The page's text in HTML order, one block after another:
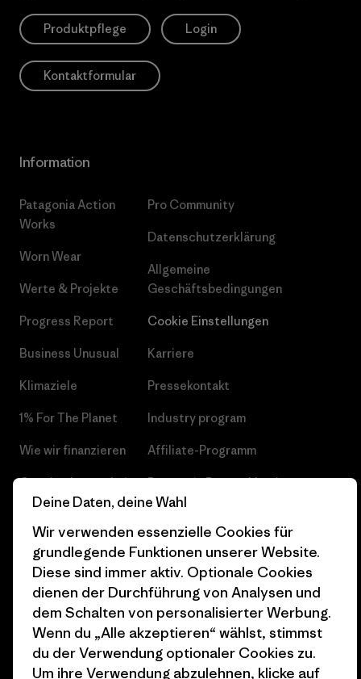
Produktpflege Login
Kontaktformular
Information
Patagonia Action
Works
Worn Wear
Werte & Projekte
Progress Report
Business Unusual
Klimaziele
1% For The Planet
Wie wir finanzieren
Geschenkgutscheine
Nähe
Pro Community
Datenschutzerklärung
Allgemeine
Geschäftsbedingungen
Cookie Einstellungen
Karriere
Pressekontakt
Industry program
Affiliate-Programm
Patagonia Deutschland
Seitenverzeichnis
© 2026 Patagonia, Inc. All Rights Reserved.
Deine Daten, deine Wahl
Wir verwenden essenzielle Cookies für
grundlegende Funktionen unserer Website.
Diese sind immer aktiv. Optionale Cookies
dienen der Durchführung von Analysen und
dem Schalten von personalisierter Werbung.
Wenn du „Alle akzeptieren“ wählst, stimmst
du der Verwendung optionaler Cookies zu.
Um ihre Verwendung abzulehnen, klicke auf